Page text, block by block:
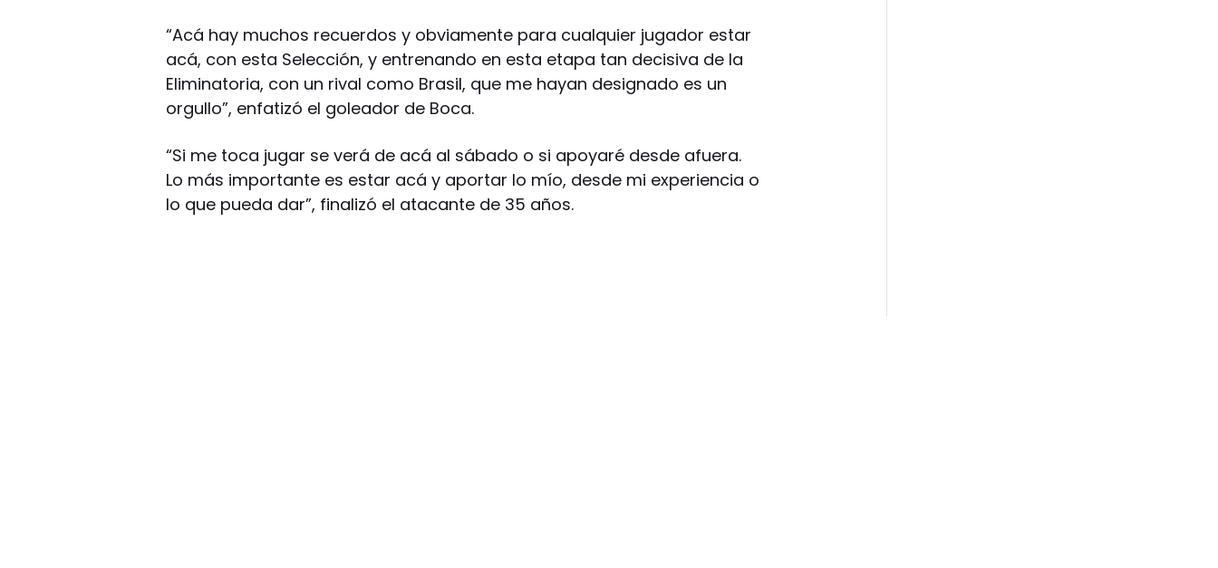
“Acá hay muchos recuerdos y obviamente para cualquier jugador estar
acá, con esta Selección, y entrenando en esta etapa tan decisiva de la
Eliminatoria, con un rival como Brasil, que me hayan designado es un
orgullo”, enfatizó el goleador de Boca.
“Si me toca jugar se verá de acá al sábado o si apoyaré desde afuera.
Lo más importante es estar acá y aportar lo mío, desde mi experiencia o
lo que pueda dar”, finalizó el atacante de 35 años.